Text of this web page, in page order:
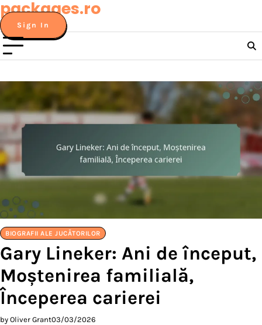
Skip
to
content
packages.ro
Sign In
BIOGRAFII ALE JUCĂTORILOR
Gary Lineker: Ani de început,
Moștenirea familială,
Începerea carierei
by Oliver Grant03/03/2026